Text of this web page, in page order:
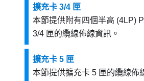
擴充卡 3/4 匣
本節提供附有四個半高 (4LP)
3/4 匣的纜線佈線資訊。
擴充卡 5 匣
本節提供擴充卡 5 匣的纜線佈